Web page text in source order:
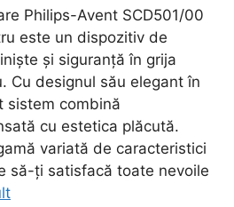
Philips-Avent SCD501/00
este un dispozitiv de
și siguranță în grija
Cu designul său elegant în
sistem combină
cu estetica plăcută.
variată de caracteristici
să-ți satisfacă toate nevoile